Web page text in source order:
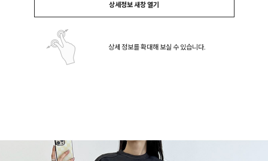
상세정보 새창 열기
상세 정보를 확대해 보실 수 있습니다.